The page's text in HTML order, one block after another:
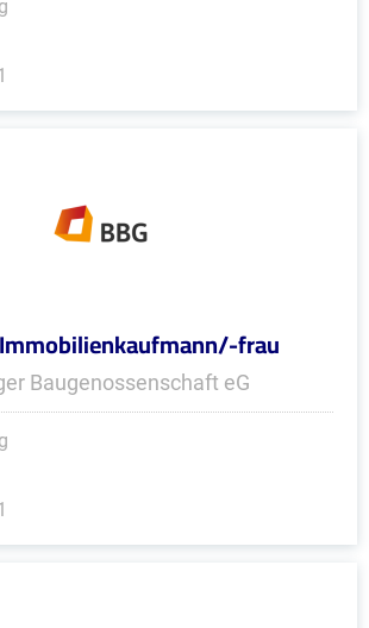
frau
Baugenossenschaft eG